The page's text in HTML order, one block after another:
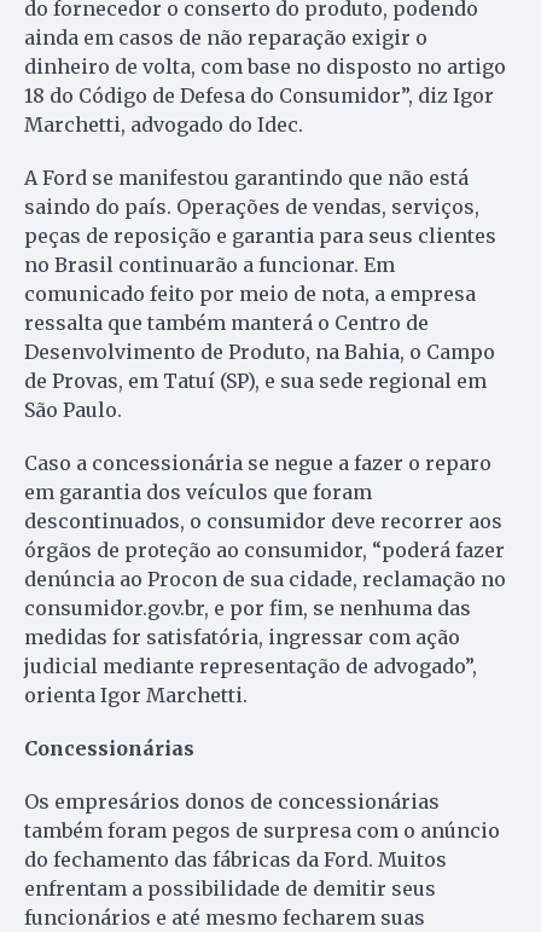
do fornecedor o conserto do produto, podendo
ainda em casos de não reparação exigir o
dinheiro de volta, com base no disposto no artigo
18 do Código de Defesa do Consumidor”, diz Igor
Marchetti, advogado do Idec.
A Ford se manifestou garantindo que não está
saindo do país. Operações de vendas, serviços,
peças de reposição e garantia para seus clientes
no Brasil continuarão a funcionar. Em
comunicado feito por meio de nota, a empresa
ressalta que também manterá o Centro de
Desenvolvimento de Produto, na Bahia, o Campo
de Provas, em Tatuí (SP), e sua sede regional em
São Paulo.
Caso a concessionária se negue a fazer o reparo
em garantia dos veículos que foram
descontinuados, o consumidor deve recorrer aos
órgãos de proteção ao consumidor, “poderá fazer
denúncia ao Procon de sua cidade, reclamação no
consumidor.gov.br, e por fim, se nenhuma das
medidas for satisfatória, ingressar com ação
judicial mediante representação de advogado”,
orienta Igor Marchetti.
Concessionárias
Os empresários donos de concessionárias
também foram pegos de surpresa com o anúncio
do fechamento das fábricas da Ford. Muitos
enfrentam a possibilidade de demitir seus
funcionários e até mesmo fecharem suas